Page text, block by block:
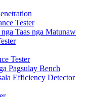
Tester
Taas nga Matunaw
Tester
Pagsulay Bench
Efficiency Detector